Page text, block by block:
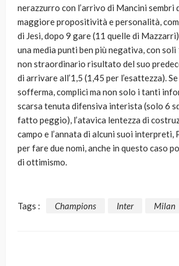
nerazzurro con l’arrivo di Mancini sembri
maggiore propositività e personalità,
di Jesi, dopo 9 gare (11 quelle di
una media punti ben più negativa, con
non straordinario risultato del suo
di arrivare all’1,5 (1,45 per l’esattezza).
sofferma, complici ma non solo i tanti
scarsa tenuta difensiva interista (solo 6
fatto peggio), l’atavica lentezza di
campo e l’annata di alcuni suoi interpreti,
per fare due nomi, anche in questo caso
di ottimismo.
Tags : Champions Inter Milan